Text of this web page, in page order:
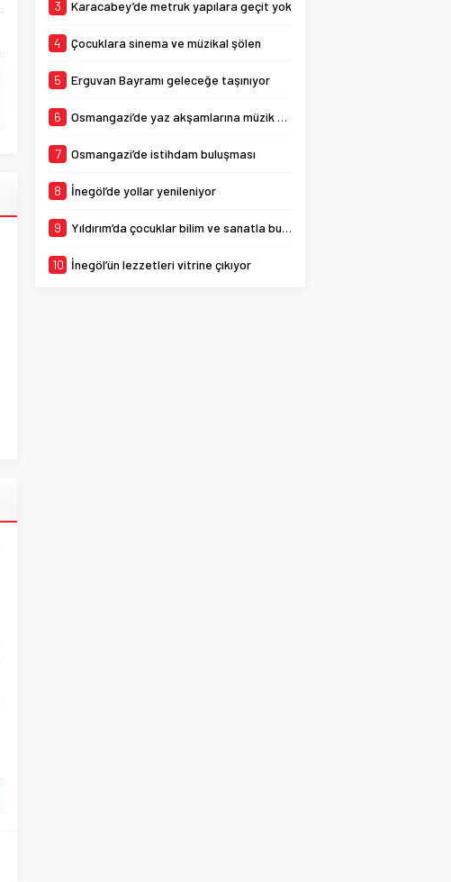
3 Karacabey’de metruk yapılara geçit yok
4 Çocuklara sinema ve müzikal şölen
5 Erguvan Bayramı geleceğe taşınıyor
6 Osmangazi’de yaz akşamlarına müzik ve eğlence damgası
7 Osmangazi’de istihdam buluşması
8 İnegöl’de yollar yenileniyor
9 Yıldırım’da çocuklar bilim ve sanatla buluşuyor
10 İnegöl’ün lezzetleri vitrine çıkıyor